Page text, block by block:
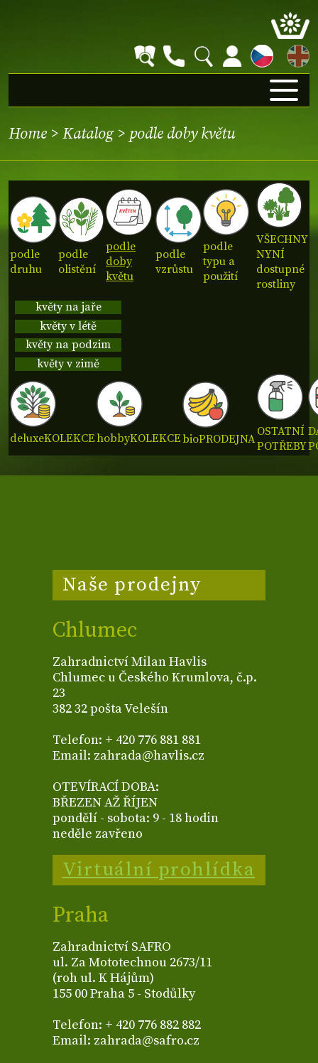
EN
Home > Katalog> podle doby květu
podle
druhu
podle
olistění
podle
doby
květu
podle
vzrůstu
podle
typu a
použití
VŠECHNY
NYNÍ
dostupné
rostliny
květy na jaře
květy v létě
květy na podzim
květy v zimě
deluxeKOLEKCEhobbyKOLEKCEbioPRODEJNA
OSTATNÍ
POTŘEBY
Naše prodejny
Chlumec
Zahradnictví Milan Havlis
Chlumec u Českého Krumlova, č.p.
23
382 32 pošta Velešín
Telefon: + 420 776 881 881
Email: zahrada@havlis.cz
OTEVÍRACÍ DOBA:
BŘEZEN AŽ ŘÍJEN
pondělí - sobota: 9 - 18 hodin
neděle zavřeno
Virtuální prohlídka
Praha
Zahradnictví SAFRO
ul. Za Mototechnou 2673/11
(roh ul. K Hájům)
155 00 Praha 5 - Stodůlky
Telefon: + 420 776 882 882
Email: zahrada@safro.cz